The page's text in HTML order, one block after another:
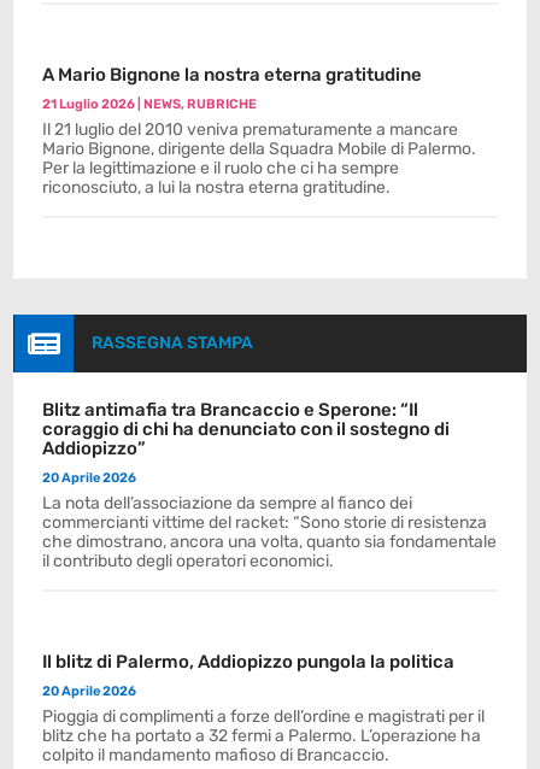
A Mario Bignone la nostra eterna gratitudine
21 Luglio 2026 |NEWS,RUBRICHE
Il 21 luglio del 2010 veniva prematuramente a mancare
Mario Bignone, dirigente della Squadra Mobile di Palermo.
Per la legittimazione e il ruolo che ci ha sempre
riconosciuto, a lui la nostra eterna gratitudine.
 RASSEGNA STAMPA
Blitz antimafia tra Brancaccio e Sperone: “Il
coraggio di chi ha denunciato con il sostegno di
Addiopizzo”
20 Aprile 2026
La nota dell’associazione da sempre al fianco dei
commercianti vittime del racket: “Sono storie di resistenza
che dimostrano, ancora una volta, quanto sia fondamentale
il contributo degli operatori economici.
Il blitz di Palermo, Addiopizzo pungola la politica
20 Aprile 2026
Pioggia di complimenti a forze dell’ordine e magistrati per il
blitz che ha portato a 32 fermi a Palermo. L’operazione ha
colpito il mandamento mafioso di Brancaccio.